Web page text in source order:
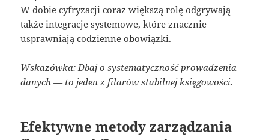
W dobie cyfryzacji coraz większą rolę odgrywają
także integracje systemowe, które znacznie
usprawniają codzienne obowiązki.
Wskazówka: Dbaj o systematyczność prowadzenia
danych — to jeden z filarów stabilnej księgowości.
Efektywne metody zarządzania